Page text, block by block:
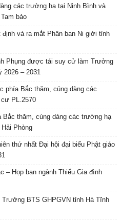
các trường hạ tại Ninh Bình và
bảo
và ra mắt Phân ban Ni giới tỉnh
Phụng được tái suy cử làm Trưởng
2026 – 2031
phía Bắc thăm, cúng dàng các
PL.2570
thăm, cúng dàng các trường hạ
Phòng
thứ nhất Đại hội đại biểu Phật giáo
– Họp bạn ngành Thiếu Gia đình
BTS GHPGVN tỉnh Hà Tĩnh